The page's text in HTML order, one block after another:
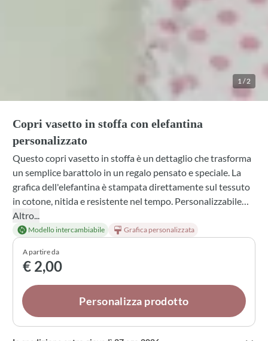
1 /2
Copri vasetto in stoffa con elefantina
personalizzato
Questo copri vasetto in stoffa è un dettaglio che trasforma
un semplice barattolo in un regalo pensato e speciale. La
grafica dell'elefantina è stampata direttamente sul tessuto
in cotone, nitida e resistente nel tempo. Personalizzabile
con il nome e disponibile in diverse tonalità di nastro, si
presta perfettamente per bomboniere, conserve fatte in
casa o piccoli omaggi che meritano una confezione curata.
Altro...
Modello intercambiabile Grafica personalizzata
A partire da
€ 2,00
Personalizza prodotto